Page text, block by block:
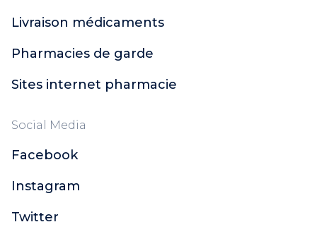
Livraison médicaments
Pharmacies de garde
Sites internet pharmacie
Social Media
Facebook
Instagram
Twitter